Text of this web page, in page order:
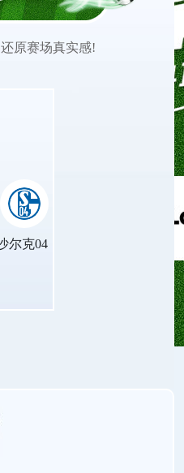
原赛场真实感!
尔克04